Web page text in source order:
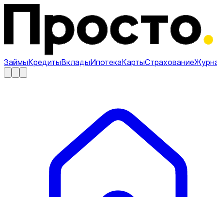
ЗаймыКредитыВкладыИпотекаКартыСтрахование